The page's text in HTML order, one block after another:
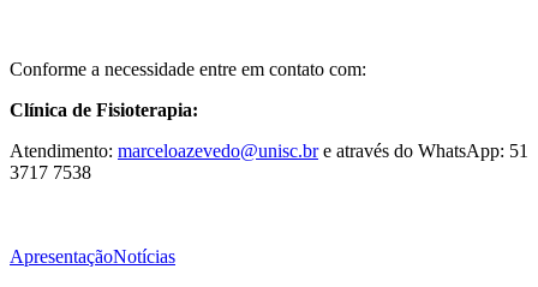
Conforme a necessidade entre em contato com:
Clínica de Fisioterapia:
Atendimento: marceloazevedo@unisc.bre através do WhatsApp: 51
3717 7538
ApresentaçãoNotícias